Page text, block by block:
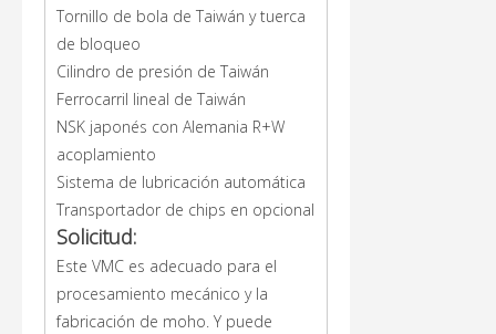
Tornillo de bola de Taiwán y tuerca
de bloqueo
Cilindro de presión de Taiwán
Ferrocarril lineal de Taiwán
NSK japonés con Alemania R+W
acoplamiento
Sistema de lubricación automática
Transportador de chips en opcional
Solicitud:
Este VMC es adecuado para el
procesamiento mecánico y la
fabricación de moho. Y puede